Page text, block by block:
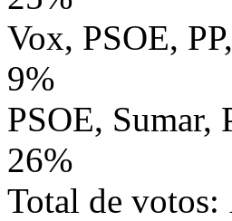
Vox, PSOE,
9%
PSOE, Sumar,
26%
Total de votos: